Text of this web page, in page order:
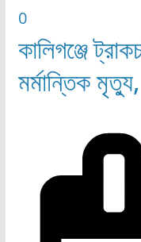
0
কালিগঞ্জে
মর্মান্তিক